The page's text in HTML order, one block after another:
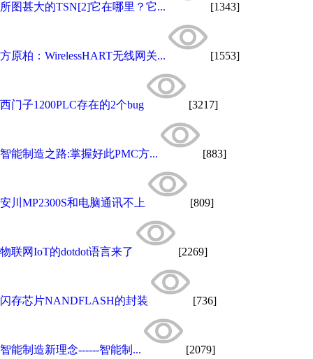
所图甚大的TSN[2]它在哪里？它... [1343]
方原柏：WirelessHART无线网关... [1553]
西门子1200PLC存在的2个bug [3217]
智能制造之路:掌握好此PMC方... [883]
安川MP2300S和电脑通讯不上 [809]
物联网IoT的dotdot语言来了 [2269]
闪存芯片NANDFLASH的封装 [736]
智能制造新理念------智能制... [2079]